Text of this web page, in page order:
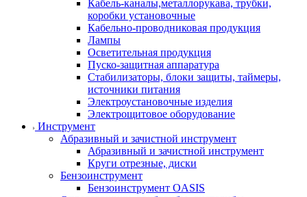
Кабель-каналы,металлорукава, трубки,
коробки установочные
Кабельно-проводниковая продукция
Лампы
Осветительная продукция
Пуско-защитная аппаратура
Стабилизаторы, блоки защиты, таймеры,
источники питания
Электроустановочные изделия
Электрощитовое оборудование
Инструмент
Абразивный и зачистной инструмент
Абразивный и зачистной инструмент
Круги отрезные, диски
Бензоинструмент
Бензоинструмент OASIS